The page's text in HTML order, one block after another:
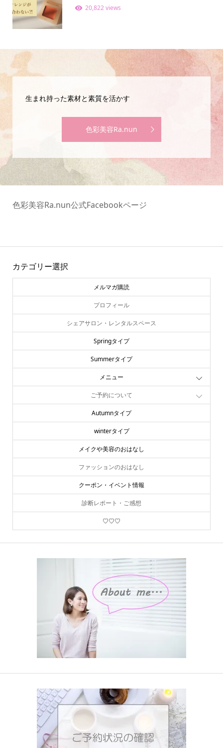
20,822 views
生まれ持った素材と素質を活かす
色彩美容Ra.nun
色彩美容Ra.nun公式Facebookページ
カテゴリー選択
メルマガ購読
プロフィール
シェアサロン・レンタルスペース
Springタイプ
Summerタイプ
メニュー
ご予約について
Autumnタイプ
winterタイプ
メイクや美容のおはなし
ファッションのおはなし
クーポン・イベント情報
診断レポート・ご感想
♡♡♡